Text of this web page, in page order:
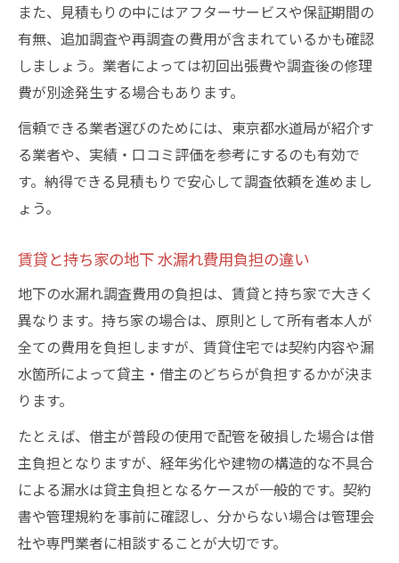
また、見積もりの中にはアフターサービスや保証期間の
有無、追加調査や再調査の費用が含まれているかも確認
しましょう。業者によっては初回出張費や調査後の修理
費が別途発生する場合もあります。
信頼できる業者選びのためには、東京都水道局が紹介す
る業者や、実績・口コミ評価を参考にするのも有効で
す。納得できる見積もりで安心して調査依頼を進めまし
ょう。
賃貸と持ち家の地下 水漏れ費用負担の違い
地下の水漏れ調査費用の負担は、賃貸と持ち家で大きく
異なります。持ち家の場合は、原則として所有者本人が
全ての費用を負担しますが、賃貸住宅では契約内容や漏
水箇所によって貸主・借主のどちらが負担するかが決ま
ります。
たとえば、借主が普段の使用で配管を破損した場合は借
主負担となりますが、経年劣化や建物の構造的な不具合
による漏水は貸主負担となるケースが一般的です。契約
書や管理規約を事前に確認し、分からない場合は管理会
社や専門業者に相談することが大切です。